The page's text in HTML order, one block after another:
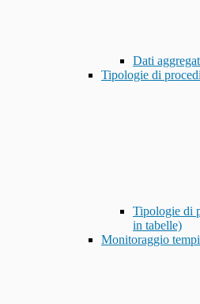
Dati
Tipologie di
Tipologie di
in tabelle)
Monitoraggio